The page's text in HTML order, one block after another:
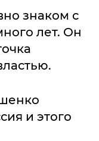
знаком с
лет. Он
и этого